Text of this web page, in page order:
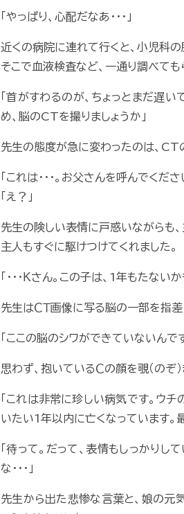
「やっぱり、心配だなあ･･･」
近くの病院に連れて行くと、小児科
そこで血液検査など、一通り調べても
「首がすわるのが、ちょっとまだ遅
め、脳のCTを撮りましょうか」
先生の態度が急に変わったのは、CT
「これは･･･。お父さんを呼んでくださ
「え？」
先生の険しい表情に戸惑いながらも、
主人もすぐに駆けつけてくれました。
「･･･Ｋさん。この子は、1年もたない
先生はＣＴ画像に写る脳の一部を指差
「ここの脳のシワができていないんで
思わず、抱いているＣの顔を覗（のぞ
「これは非常に珍しい病気です。ウ
いたい1年以内に亡くなっています。
「待って。だって、表情もしっかり
な･･･」
先生から出た悲惨な言葉と、娘の元